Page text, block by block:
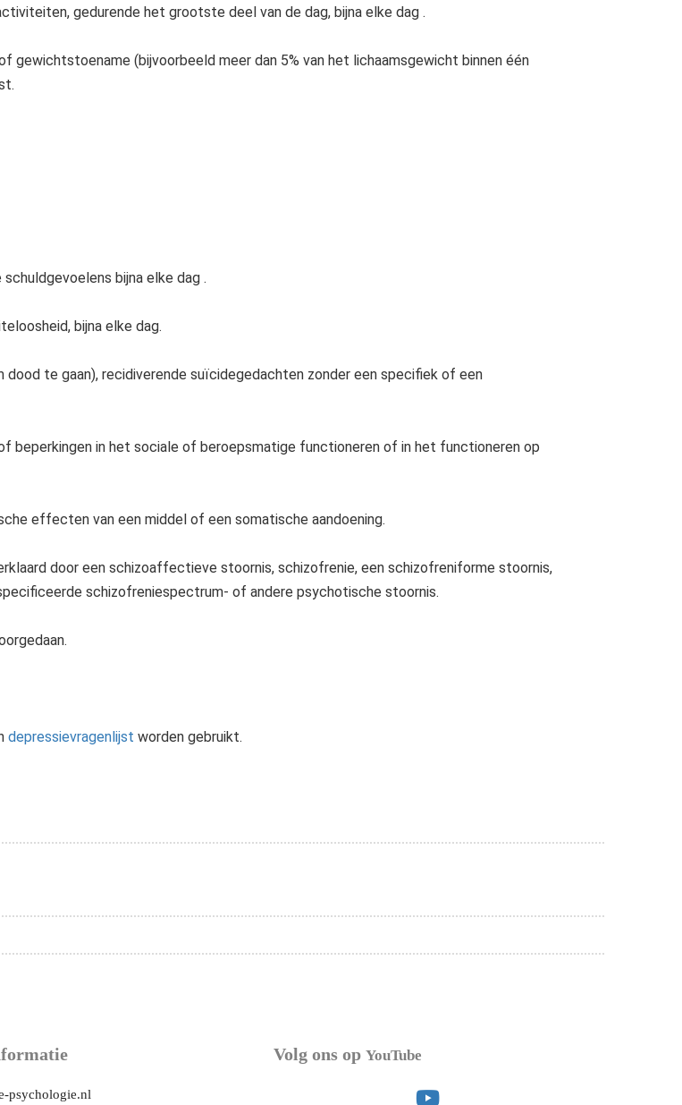
gedurende het grootste deel van de dag, bijna elke dag .
(bijvoorbeeld meer dan 5% van het lichaamsgewicht binnen één
bijna elke dag .
bijna elke dag.
te gaan), recidiverende suïcidegedachten zonder een specifiek of een
beperkingen in het sociale of beroepsmatige functioneren of in het functioneren op
effecten van een middel of een somatische aandoening.
door een schizoaffectieve stoornis, schizofrenie, een schizofreniforme stoornis,
schizofreniespectrum- of andere psychotische stoornis.
depressievragenlijst worden gebruikt.
psychologie.nl
Volg ons op YouTube